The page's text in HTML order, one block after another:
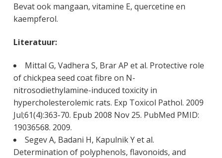
Bevat ook mangaan, vitamine E, quercetine en
kaempferol.
Literatuur:
Mittal G, Vadhera S, Brar AP et al. Protective role
of chickpea seed coat fibre on N-
nitrosodiethylamine-induced toxicity in
hypercholesterolemic rats. Exp Toxicol Pathol. 2009
Jul;61(4):363-70. Epub 2008 Nov 25. PubMed PMID:
19036568. 2009.
Segev A, Badani H, Kapulnik Y et al.
Determination of polyphenols, flavonoids, and